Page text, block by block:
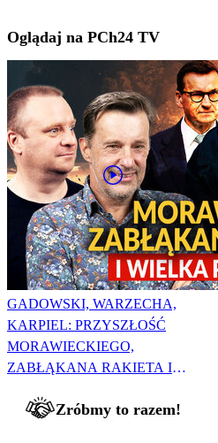
Oglądaj na PCh24 TV
GADOWSKI, WARZECHA,
KARPIEL: PRZYSZŁOŚĆ
MORAWIECKIEGO,
ZABŁĄKANA RAKIETA I
Zróbmy to razem!